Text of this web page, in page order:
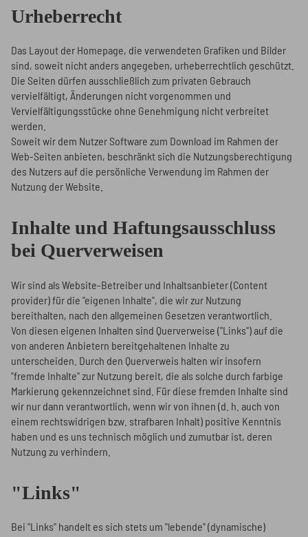
Urheberrecht
Das Layout der Homepage, die verwendeten Grafiken und Bilder
sind, soweit nicht anders angegeben, urheberrechtlich geschützt.
Die Seiten dürfen ausschließlich zum privaten Gebrauch
vervielfältigt, Änderungen nicht vorgenommen und
Vervielfältigungsstücke ohne Genehmigung nicht verbreitet
werden.
Soweit wir dem Nutzer Software zum Download im Rahmen der
Web-Seiten anbieten, beschränkt sich die Nutzungsberechtigung
des Nutzers auf die persönliche Verwendung im Rahmen der
Nutzung der Website.
Inhalte und Haftungsausschluss
bei Querverweisen
Wir sind als Website-Betreiber und Inhaltsanbieter (Content
provider) für die "eigenen Inhalte", die wir zur Nutzung
bereithalten, nach den allgemeinen Gesetzen verantwortlich.
Von diesen eigenen Inhalten sind Querverweise ("Links") auf die
von anderen Anbietern bereitgehaltenen Inhalte zu
unterscheiden. Durch den Querverweis halten wir insofern
"fremde Inhalte" zur Nutzung bereit, die als solche durch farbige
Markierung gekennzeichnet sind. Für diese fremden Inhalte sind
wir nur dann verantwortlich, wenn wir von ihnen (d. h. auch von
einem rechtswidrigen bzw. strafbaren Inhalt) positive Kenntnis
haben und es uns technisch möglich und zumutbar ist, deren
Nutzung zu verhindern.
"Links"
Bei "Links" handelt es sich stets um "lebende" (dynamische)